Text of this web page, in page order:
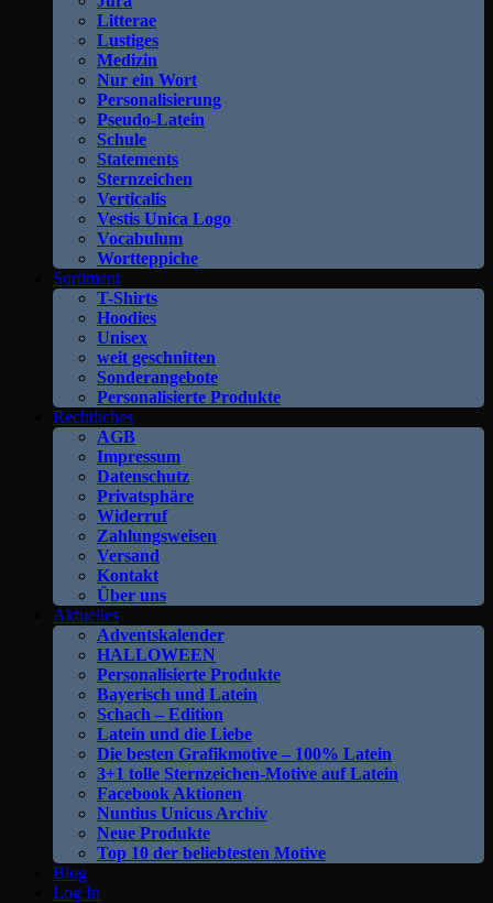
Litterae
Lustiges
Medizin
Nur ein Wort
Personalisierung
Pseudo-Latein
Schule
Statements
Sternzeichen
Verticalis
Vestis Unica Logo
Vocabulum
Wortteppiche
Sortiment
T-Shirts
Hoodies
Unisex
weit geschnitten
Sonderangebote
Personalisierte Produkte
Rechtliches
AGB
Impressum
Datenschutz
Privatsphäre
Widerruf
Zahlungsweisen
Versand
Kontakt
Über uns
Aktuelles
Adventskalender
HALLOWEEN
Personalisierte Produkte
Bayerisch und Latein
Schach – Edition
Latein und die Liebe
Die besten Grafikmotive – 100% Latein
3+1 tolle Sternzeichen-Motive auf Latein
Facebook Aktionen
Nuntius Unicus Archiv
Neue Produkte
Top 10 der beliebtesten Motive
Blog
Log In